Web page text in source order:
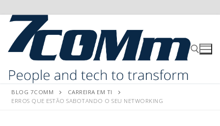
BLOG 7COMM
CARREIRA EM TI
ERROS QUE ESTÃO SABOTANDO O SEU NETWORKING